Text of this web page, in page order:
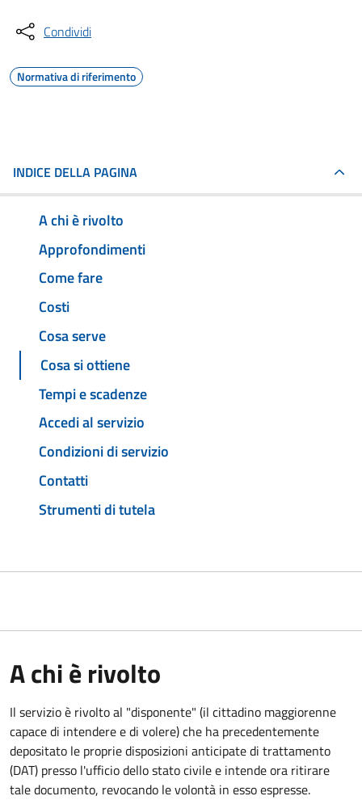
Condividi
Normativa di riferimento
INDICE DELLA PAGINA
A chi è rivolto
Approfondimenti
Come fare
Costi
Cosa serve
Cosa si ottiene
Tempi e scadenze
Accedi al servizio
Condizioni di servizio
Contatti
Strumenti di tutela
A chi è rivolto
Il servizio è rivolto al "disponente" (il cittadino maggiorenne
capace di intendere e di volere) che ha precedentemente
depositato le proprie disposizioni anticipate di trattamento
(DAT) presso l'ufficio dello stato civile e intende ora ritirare
tale documento, revocando le volontà in esso espresse.